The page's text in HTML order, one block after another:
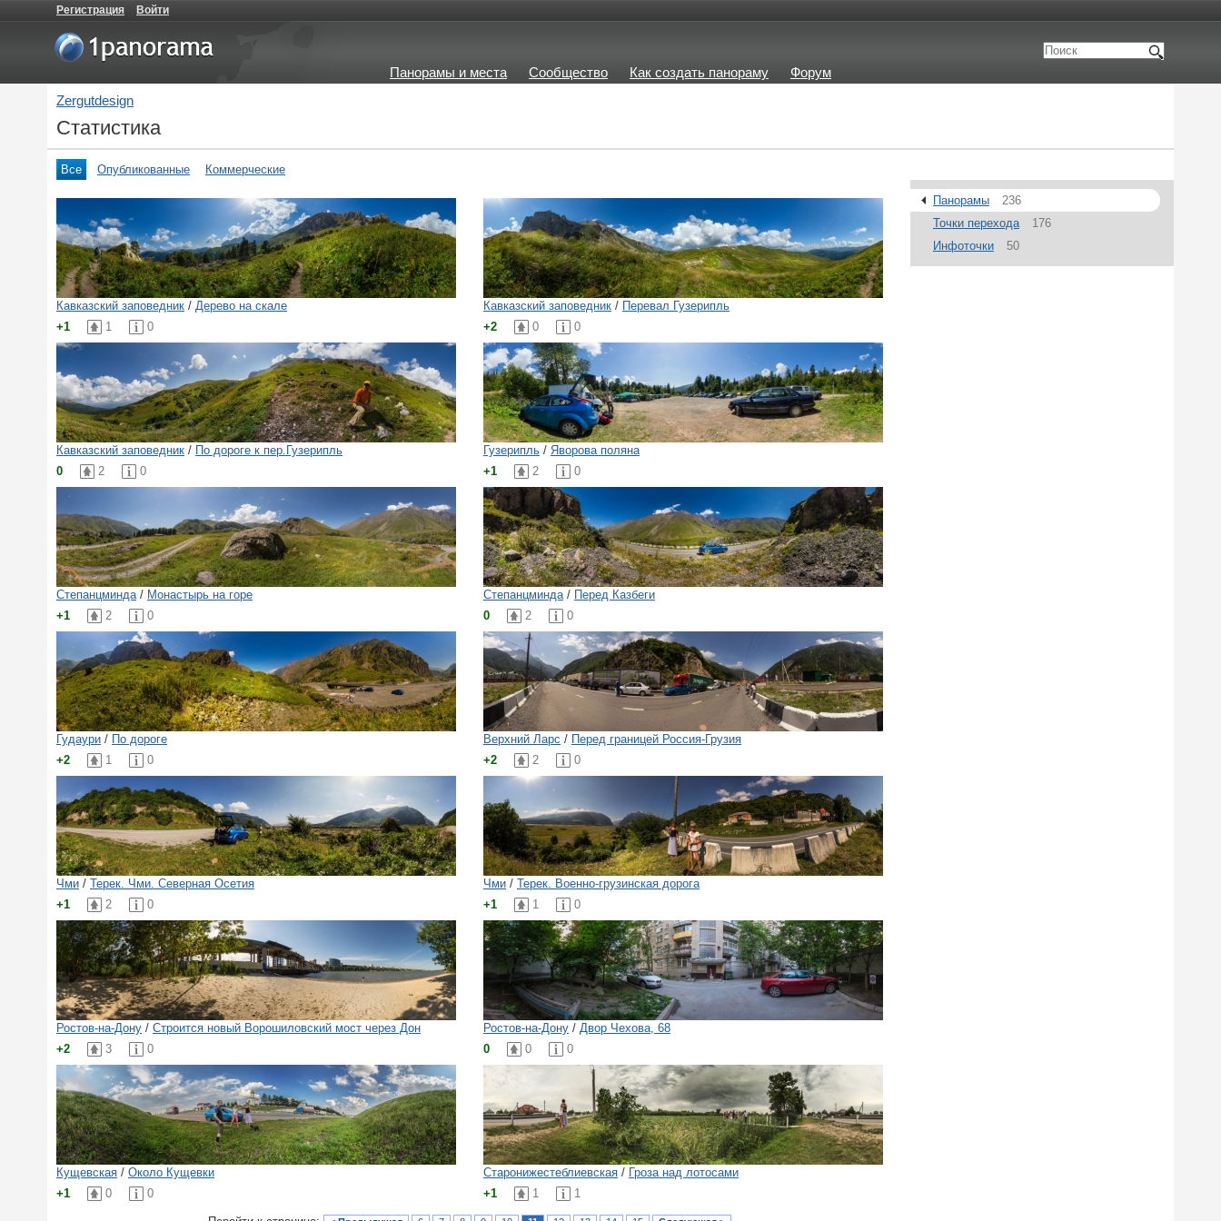
Регистрация Войти
Панорамы и места Сообщество Как создать панораму
Форум
Zergutdesign
Статистика
Все Опубликованные Коммерческие
Кавказский заповедник / Дерево на скале
+1
1 0
Кавказский заповедник / Перевал Гузерипль
+2
0 0
Кавказский заповедник / По дороге к пер.Гузерипль
0
2 0
Гузерипль / Яворова поляна
+1
2 0
Степанцминда/ Монастырь на горе
+1
2 0
Степанцминда/ Перед Казбеги
0
2 0
Гудаури / По дороге
+2
1 0
Верхний Ларс / Перед границей Россия-Грузия
+2
2 0
Чми / Терек. Чми. Северная Осетия
+1
2 0
Чми / Терек. Военно-грузинская дорога
+1
1 0
Ростов-на-Дону / Строится новый Ворошиловский мост через Дон
+2
3 0
Ростов-на-Дону / Двор Чехова, 68
0
0 0
Кущевская / Около Кущевки
+1
0 0
Старонижестеблиевская / Гроза над лотосами
+1
1 1
Панорамы
236
Точки перехода
176
Инфоточки
50